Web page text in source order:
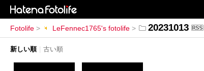
Fotolife > LeFennec1765's fotolife > 20231013
新しい順 | 古い順